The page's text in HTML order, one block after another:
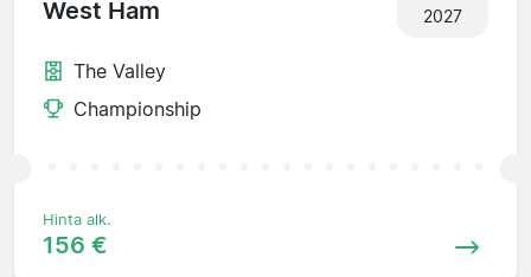
West Ham
2027
The Valley
Championship
Hinta alk.
156 €